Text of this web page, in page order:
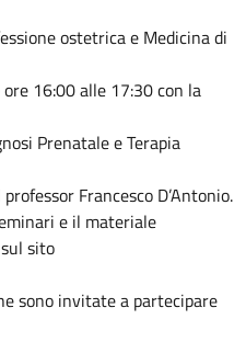
ostetrica e Medicina di
16:00 alle 17:30 con la
Prenatale e Terapia
Francesco D’Antonio.
e il materiale
sito
sono invitate a partecipare